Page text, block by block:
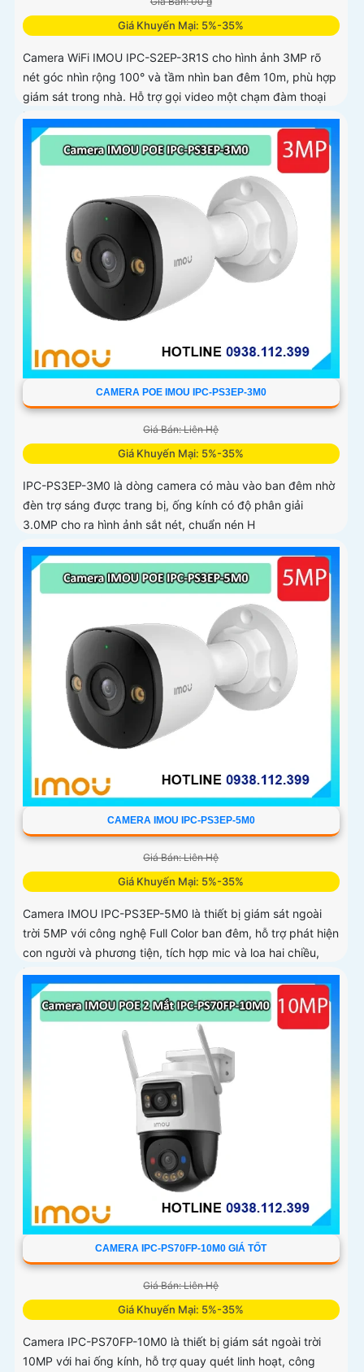
Giá Khuyến Mại: 5%-35%
Camera WiFi IMOU IPC-S2EP-3R1S cho hình ảnh 3MP rõ
nét góc nhìn rộng 100° và tầm nhìn ban đêm 10m, phù hợp
giám sát trong nhà. Hỗ trợ gọi video một chạm đàm thoại
hai chiều và kết nối Wi-Fi ổn định giúp quan sát từ xa
CAMERA POE IMOU IPC-PS3EP-3M0
Giá Bán: Liên Hệ
Giá Khuyến Mại: 5%-35%
IPC-PS3EP-3M0 là dòng camera có màu vào ban đêm nhờ
đèn trợ sáng được trang bị, ống kính có độ phân giải
3.0MP cho ra hình ảnh sắt nét, chuẩn nén H
CAMERA IMOU IPC-PS3EP-5M0
Giá Bán: Liên Hệ
Giá Khuyến Mại: 5%-35%
Camera IMOU IPC-PS3EP-5M0 là thiết bị giám sát ngoài
trời 5MP với công nghệ Full Color ban đêm, hỗ trợ phát hiện
con người và phương tiện, tích hợp mic và loa hai chiều,
kết nối PoE tiện lợi, phù hợp cho gia đình, cửa hàng và văn
phòng
CAMERA IPC-PS70FP-10M0 GIÁ TỐT
Giá Bán: Liên Hệ
Giá Khuyến Mại: 5%-35%
Camera IPC-PS70FP-10M0 là thiết bị giám sát ngoài trời
10MP với hai ống kính, hỗ trợ quay quét linh hoạt, công